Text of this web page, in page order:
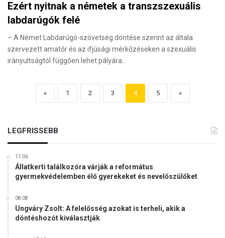
Ezért nyitnak a németek a transzszexuális
labdarúgók felé
– A Német Labdarúgó-szövetség döntése szerint az általa
szervezett amatőr és az ifjúsági mérkőzéseken a szexuális
irányultságtól függően lehet pályára…
« 1 2 3 4 5 »
LEGFRISSEBB
11:06
Állatkerti találkozóra várják a református
gyermekvédelemben élő gyerekeket és nevelőszülőket
08:08
Ungváry Zsolt: A felelősség azokat is terheli, akik a
döntéshozót kiválasztják